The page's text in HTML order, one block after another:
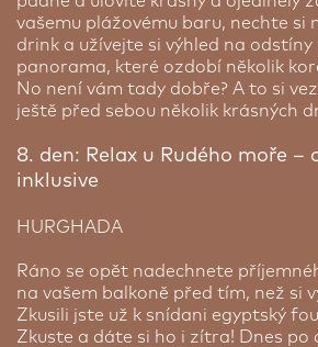
vašemu plážovému baru, nechte si
drink a užívejte si výhled na odstíny
panorama, které ozdobí několik
No není vám tady dobře? A to si
ještě před sebou několik krásných
8. den: Relax u Rudého moře –
inklusive
HURGHADA
Ráno se opět nadechnete
na vašem balkoně před tím, než si
Zkusili jste už k snídani egyptský
Zkuste a dáte si ho i zítra! Dnes po